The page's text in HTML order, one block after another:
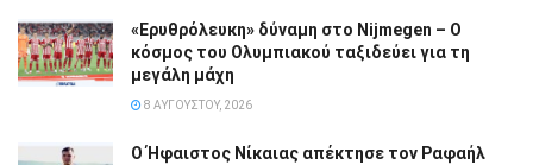
«Ερυθρόλευκη» δύναμη στο Nijmegen – Ο
κόσμος του Ολυμπιακού ταξιδεύει για τη
μεγάλη μάχη
8 ΑΥΓΟΎΣΤΟΥ, 2026
Ο Ήφαιστος Νίκαιας απέκτησε τον Ραφαήλ